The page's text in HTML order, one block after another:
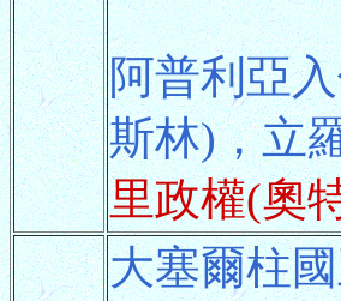
阿普利亞
斯林)，立
里政權(奧
大塞爾柱